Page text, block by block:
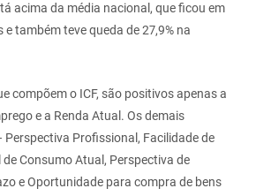
acima da média nacional, que ficou em
também teve queda de 27,9% na
compõem o ICF, são positivos apenas a
e a Renda Atual. Os demais
Profissional, Facilidade de
Consumo Atual, Perspectiva de
e Oportunidade para compra de bens